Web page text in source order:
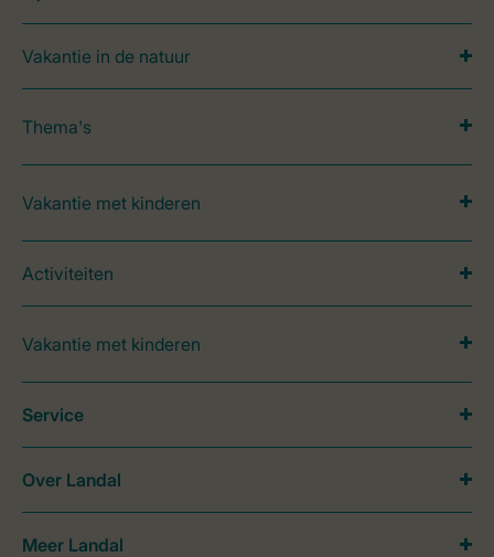
Vakantie in de natuur
Thema's
Vakantie met kinderen
Activiteiten
Vakantie met kinderen
Service
Over Landal
Meer Landal